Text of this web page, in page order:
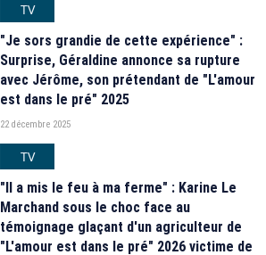
TV
"Je sors grandie de cette expérience" :
Surprise, Géraldine annonce sa rupture
avec Jérôme, son prétendant de "L'amour
est dans le pré" 2025
22 décembre 2025
TV
"Il a mis le feu à ma ferme" : Karine Le
Marchand sous le choc face au
témoignage glaçant d'un agriculteur de
"L'amour est dans le pré" 2026 victime de